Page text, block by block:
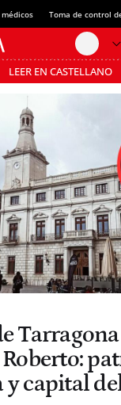
Toma de control
LEER EN CASTELLANO
al MODO AHORRO
y capital